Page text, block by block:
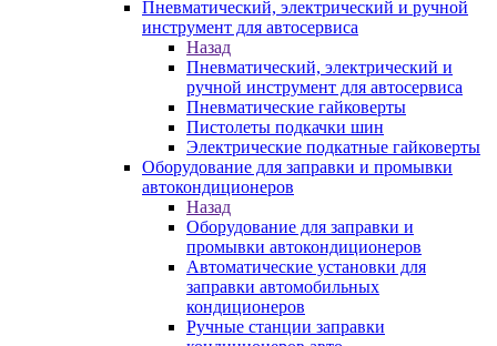
Пневматический, электрический и ручной
инструмент для автосервиса
Назад
Пневматический, электрический и
ручной инструмент для автосервиса
Пневматические гайковерты
Пистолеты подкачки шин
Электрические подкатные гайковерты
Оборудование для заправки и промывки
автокондиционеров
Назад
Оборудование для заправки и
промывки автокондиционеров
Автоматические установки для
заправки автомобильных
кондиционеров
Ручные станции заправки